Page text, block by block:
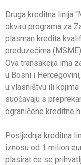
Druga kreditna linija
okviru programa za
plasman kredita
preduzećima
Ova transakcija ima
u Bosni i
u vlasništvu ili
suočavaju s
ograničene kreditne
Posljednja kreditna
iznosu od 1 milion
plasirat će se